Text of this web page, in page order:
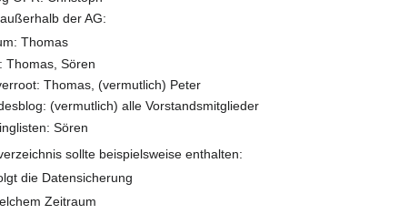
der AG:
Thomas
Thomas, Sören
Thomas, (vermutlich) Peter
(vermutlich) alle Vorstandsmitglieder
Sören
sollte beispielsweise enthalten:
die Datensicherung
Zeitraum